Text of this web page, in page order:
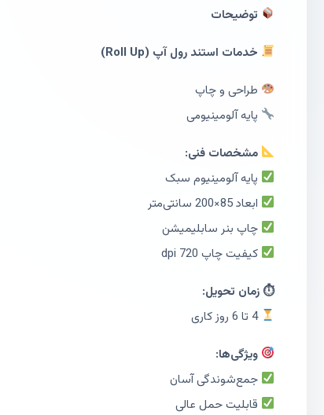
توضیحات
خدمات استند رول آپ (Roll Up)
طراحی و چاپ
پایه آلومینیومی
مشخصات فنی:
پایه آلومینیوم سبک
ابعاد 85×200 سانتی‌متر
چاپ بنر سابلیمیشن
کیفیت چاپ 720 dpi
⏱ زمان تحویل:
4 تا 6 روز کاری
ویژگی‌ها:
جمع‌شوندگی آسان
قابلیت حمل عالی